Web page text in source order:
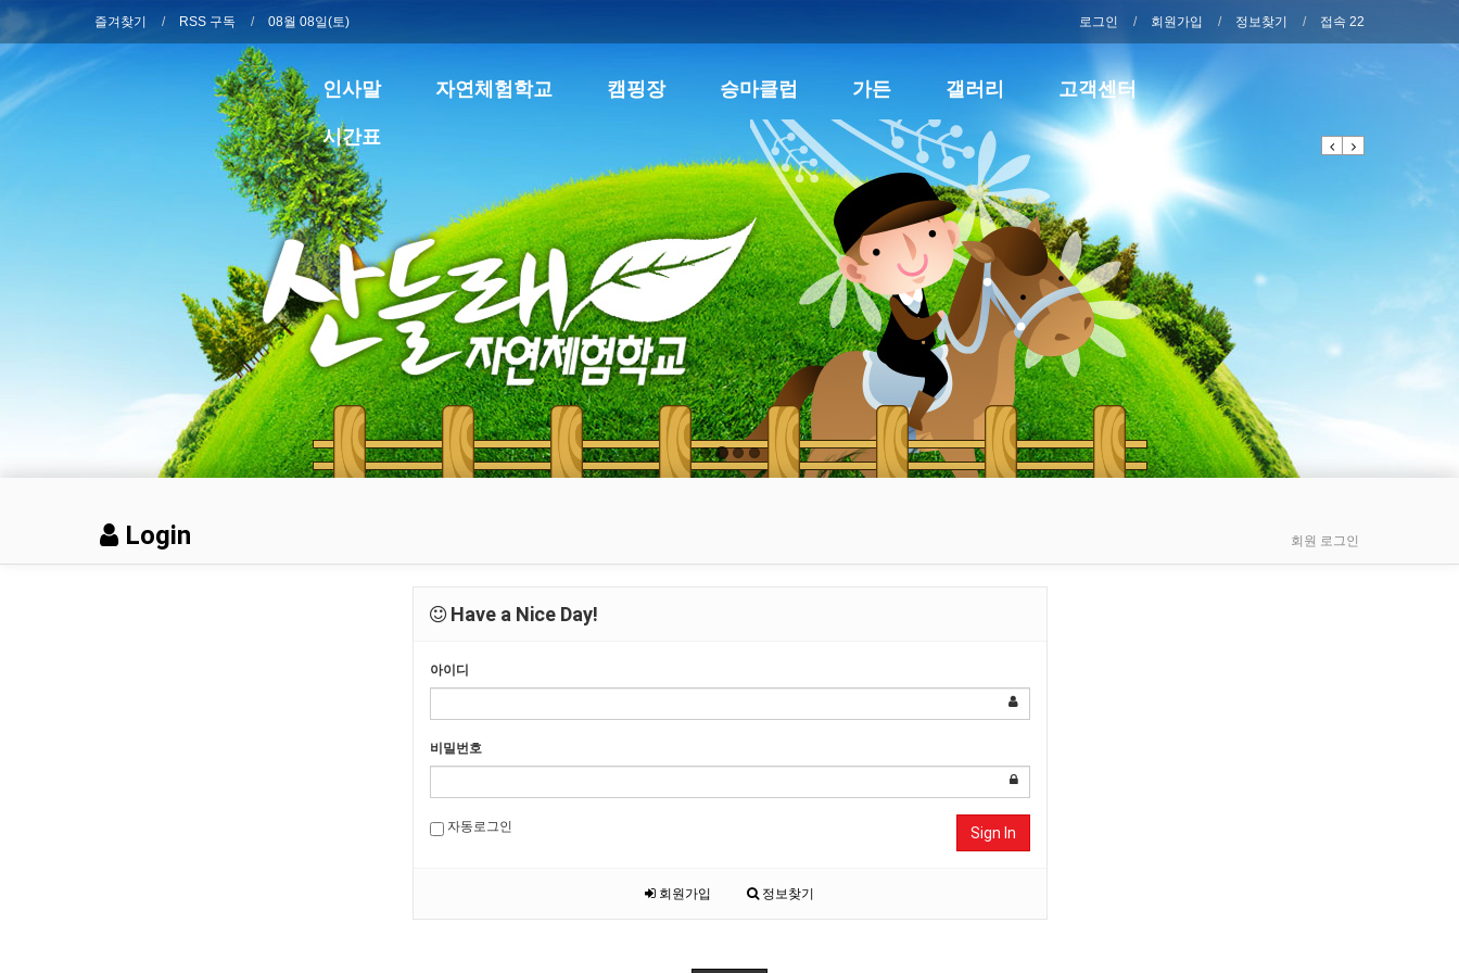
즐겨찾기 RSS 구독 08월 08일(토) 로그인 회원가입 정보찾기 접속 22
인사말 자연체험학교 캠핑장 승마클럽 가든 갤러리 고객센터
시간표 Previous
Next
Login 회원 로그인
Have a Nice Day!
아이디
비밀번호
자동로그인 Sign In
회원가입 정보찾기